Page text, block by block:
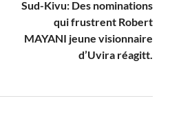
Sud-Kivu: Des nominations
qui frustrent Robert
MAYANI jeune visionnaire
d’Uvira réagitt.